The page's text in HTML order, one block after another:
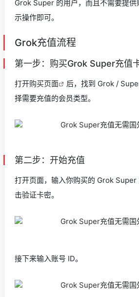
Grok Super 的用户，而且不需要提供
示操作即可。
Grok充值流程
第一步：购买Grok Super充值
打开购买页面
后，找到 Grok /
择需要充值的会员类型。
第二步：开始充值
打开页面，输入你购买的 Grok Super
击验证卡密。
接下来输入账号 ID。